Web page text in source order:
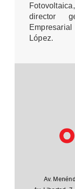
director
López.
Av.